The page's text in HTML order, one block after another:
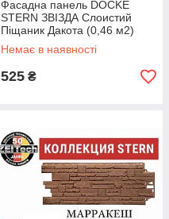
Фасадна панель DOCKE
STERN ЗВІЗДА Слоистий
Піщаник Дакота (0,46 м2)
Немає в наявності
525 ₴